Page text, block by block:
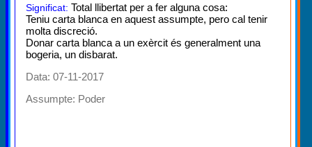
Significat: Total llibertat per a fer alguna cosa:
Teniu carta blanca en aquest assumpte, pero cal tenir
molta discreció.
Donar carta blanca a un exèrcit és generalment una
bogeria, un disbarat.
Data: 07-11-2017
Assumpte: Poder